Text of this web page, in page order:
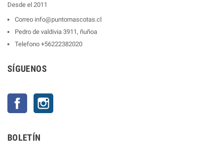
Desde el 2011
Correo info@puntomascotas.cl
Pedro de valdivia 3911, ñuñoa
Telefono +56222382020
SÍGUENOS
Facebook
BOLETÍN